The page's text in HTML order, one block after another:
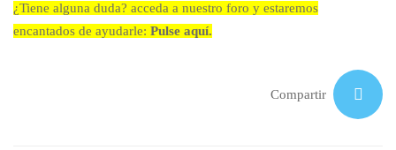
¿Tiene alguna duda? acceda a nuestro foro y estaremos
encantados de ayudarle: Pulse aquí.
Compartir